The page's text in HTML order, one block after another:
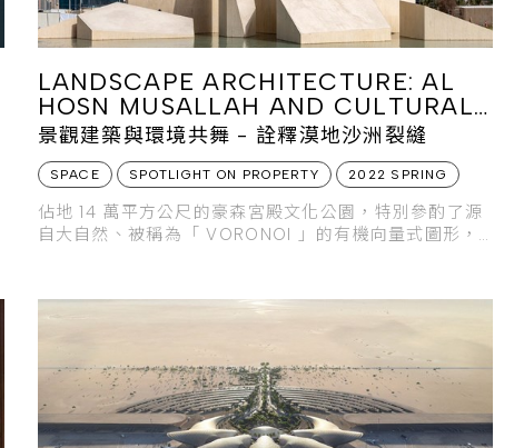
LANDSCAPE ARCHITECTURE: AL
HOSN MUSALLAH AND CULTURAL
PARK
景觀建築與環境共舞 - 詮釋漠地沙洲裂縫
SPACE SPOTLIGHT ON PROPERTY 2022 SPRING
佔地 14 萬平方公尺的豪森宮殿文化公園，特別參酌了源
自大自然、被稱為「 VORONOI 」的有機向量式圖形，